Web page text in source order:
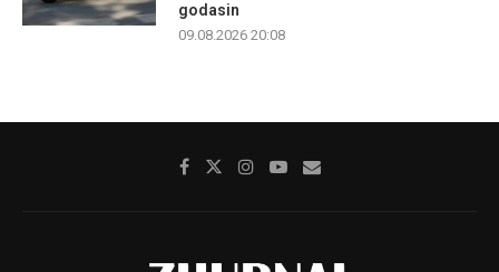
godasin
09.08.2026 20:08